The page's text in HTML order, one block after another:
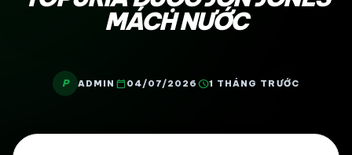
MÁCH NƯỚC
P ADMIN calendar_today 04/07/2026 schedule1 THÁNG TRƯỚC